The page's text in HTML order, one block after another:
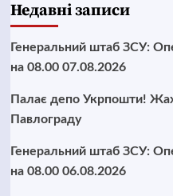
Недавні записи
Генеральний штаб ЗСУ:
на 08.00 07.08.2026
Палає депо Укрпошти!
Павлограду
Генеральний штаб ЗСУ:
на 08.00 06.08.2026